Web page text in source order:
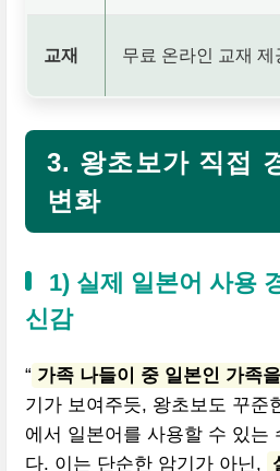
교재 무료 온라인 교재 제
3. 왕초보가 직접
변화
1) 실제 일본어 사용
신감
“ 가족 나들이 중 일본인 가족
기가 보여주듯, 왕초보도 꾸준
에서 일본어를 사용할 수 있는
다. 이는 단순한 암기가 아닌,